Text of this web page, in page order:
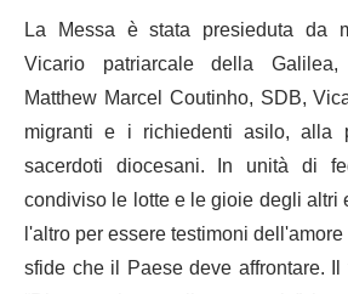
La Messa è stata presieduta da
Vicario patriarcale della
Matthew Marcel Coutinho, SDB,
migranti e i richiedenti asilo, alla
sacerdoti diocesani. In unità di
condiviso le lotte e le gioie degli
l'altro per essere testimoni
sfide che il Paese deve affrontare.